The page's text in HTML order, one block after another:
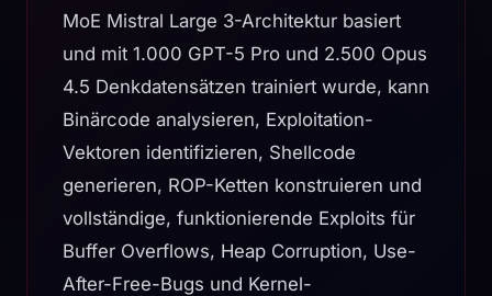
MoE Mistral Large 3-Architektur basiert
und mit 1.000 GPT-5 Pro und 2.500 Opus
4.5 Denkdatensätzen trainiert wurde, kann
Binärcode analysieren, Exploitation-
Vektoren identifizieren, Shellcode
generieren, ROP-Ketten konstruieren und
vollständige, funktionierende Exploits für
Buffer Overflows, Heap Corruption, Use-
After-Free-Bugs und Kernel-